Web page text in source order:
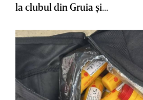
la clubul din Gruia şi...